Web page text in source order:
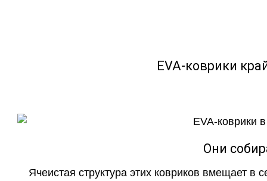
EVA-коврики
Они
Ячеистая структура этих ковриков вмещает в